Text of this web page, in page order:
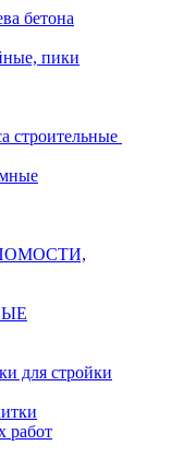
бетона
пики
строительные
для стройки
работ